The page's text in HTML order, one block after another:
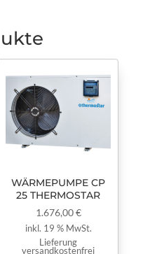
WÄRMEPUMPE CP
25 THERMOSTAR
1.676,00€
inkl. 19 % MwSt.
Lieferung
versandkostenfrei